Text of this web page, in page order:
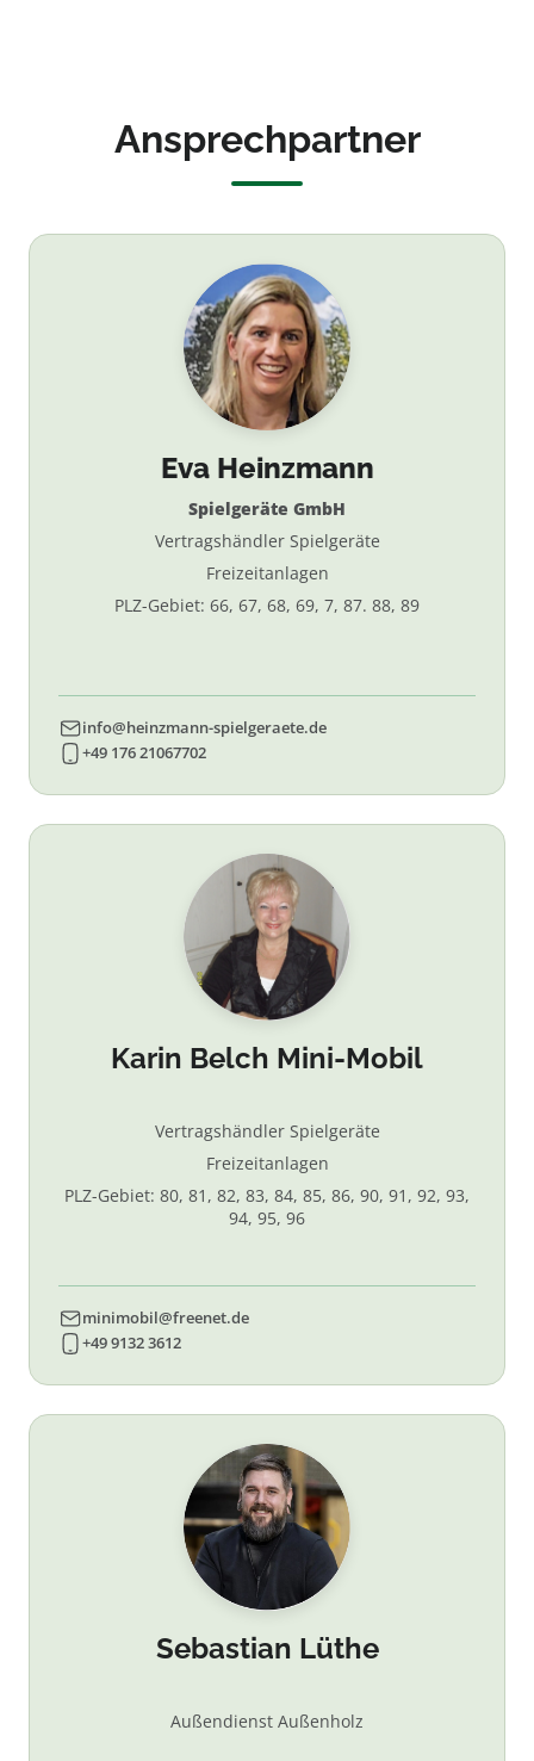
Ansprechpartner
Eva Heinzmann
Spielgeräte GmbH
Vertragshändler Spielgeräte
Freizeitanlagen
PLZ-Gebiet: 66, 67, 68, 69, 7, 87. 88, 89
info@heinzmann-spielgeraete.de
+49 176 21067702
Karin Belch Mini-Mobil
Vertragshändler Spielgeräte
Freizeitanlagen
PLZ-Gebiet: 80, 81, 82, 83, 84, 85, 86, 90, 91, 92, 93,
94, 95, 96
minimobil@freenet.de
+49 9132 3612
Sebastian Lüthe
Außendienst Außenholz